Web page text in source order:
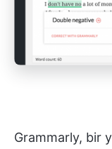
Grammarly, bir